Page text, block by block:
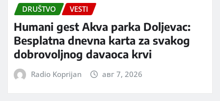
DRUŠTVO VESTI
Humani gest Akva parka Doljevac:
Besplatna dnevna karta za svakog
dobrovoljnog davaoca krvi
Radio Koprijan авг 7, 2026